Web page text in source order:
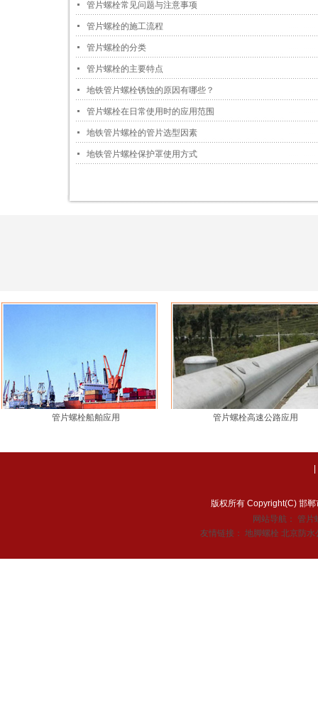
管片螺栓常见问题与注意事项
管片螺栓的施工流程
管片螺栓的分类
管片螺栓的主要特点
地铁管片螺栓锈蚀的原因有哪些？
管片螺栓在日常使用时的应用范围
地铁管片螺栓的管片选型因素
地铁管片螺栓保护罩使用方式
管片螺栓船舶应用 管片螺栓高速公路应用
版权所有 Copyright(C) 邯
网站导航： 管片
友情链接：地脚螺栓 北京防水